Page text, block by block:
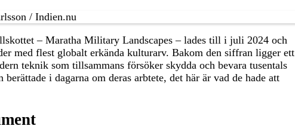
– Maratha Military Landscapes – lades till i juli 2024 och
med flest globalt erkända kulturarv. Bakom den siffran ligger ett
teknik som tillsammans försöker skydda och bevara tusentals
i dagarna om deras arbtete, det här är vad de hade att